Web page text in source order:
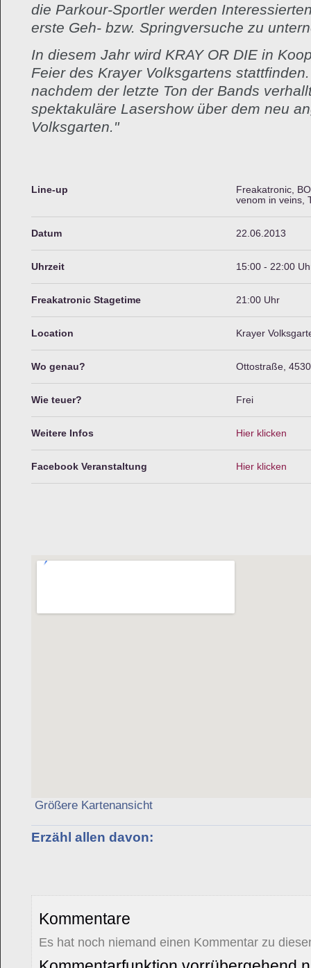
die Parkour-Sportler werden
erste Geh- bzw. Springversuche zu
In diesem Jahr wird KRAY OR DIE in
Feier des Krayer Volksgartens
nachdem der letzte Ton der Bands
spektakuläre Lasershow über dem neu
Volksgarten. "
Line-up
Freakatronic,
venom in veins,
Datum 22.06.2013
Uhrzeit 15:00 - 22:00
Freakatronic Stagetime 21:00 Uhr
Location Krayer
Wo genau? Ottostraße,
Wie teuer? Frei
Weitere Infos Hier klicken
Facebook Veranstaltung Hier klicken
Größere Kartenansicht
Erzähl allen davon:
Kommentare
Es hat noch niemand einen Kommentar zu